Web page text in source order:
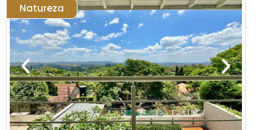
Natureza